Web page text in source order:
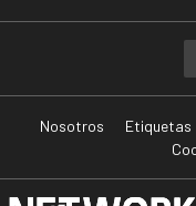
Nosotros Etiquetas